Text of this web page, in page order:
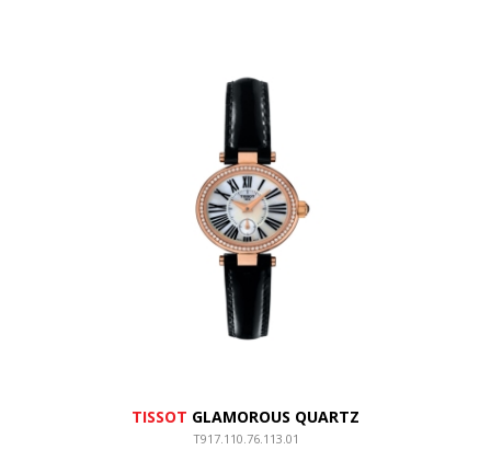
TISSOT GLAMOROUS QUARTZ
T917.110.76.113.01